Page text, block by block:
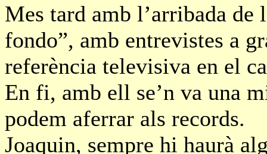
Mes tard amb l’arribada de
fondo”, amb entrevistes a
referència televisiva en el
En fi, amb ell se’n va una
podem aferrar als records.
Joaquin, sempre hi haurà